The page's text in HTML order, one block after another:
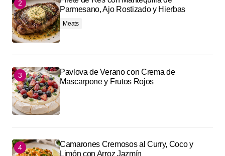
Parmesano, Ajo Rostizado y Hierbas
Meats
Pavlova de Verano con Crema de
Mascarpone y Frutos Rojos
Camarones Cremosos al Curry, Coco y
Limón con Arroz Jazmín